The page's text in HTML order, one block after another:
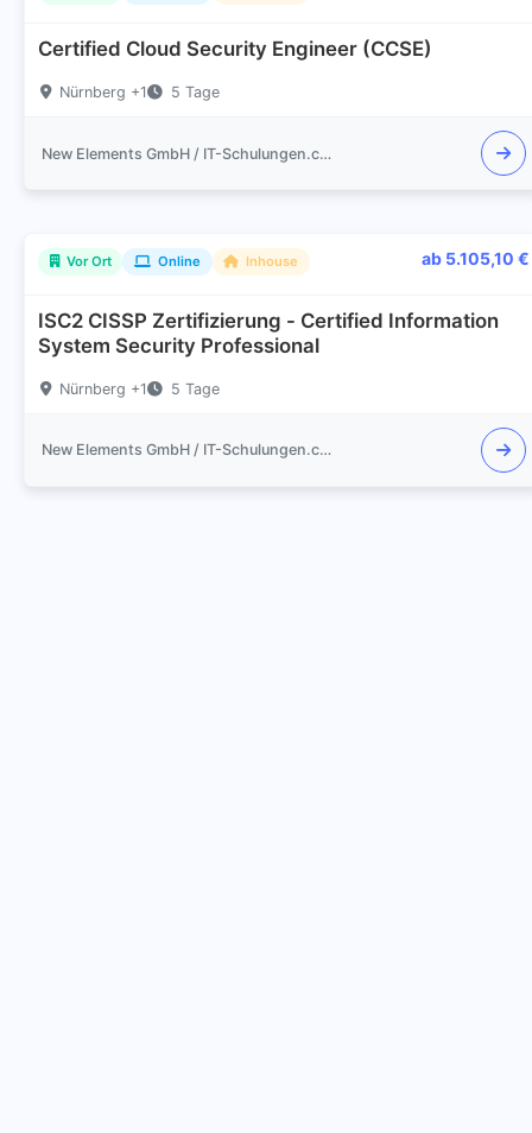
Certified Cloud Security Engineer (CCSE)
Nürnberg +1 5 Tage
New Elements GmbH / IT-Schulungen.com
Vor Ort Online Inhouse ab 5.105,10 €
ISC2 CISSP Zertifizierung - Certified Information
System Security Professional
Nürnberg +1 5 Tage
New Elements GmbH / IT-Schulungen.com